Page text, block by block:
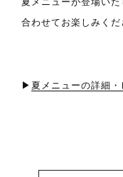
合わせてお楽しみくだ
▶ 夏メニューの詳細